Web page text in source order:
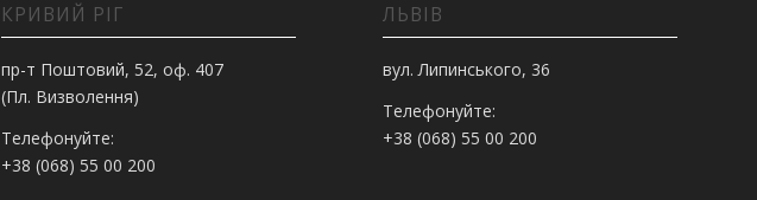
КРИВИЙ РІГ
пр-т Поштовий, 52, оф. 407
(Пл. Визволення)
Телефонуйте:
+38 (068) 55 00 200
ЛЬВІВ
вул. Липинського, 36
Телефонуйте:
+38 (068) 55 00 200